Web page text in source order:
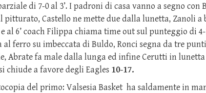
di 7-0 al 3’. I padroni di casa vanno a segno con
pitturato, Castello ne mette due dalla lunetta, Zanoli a
al 6’ coach Filippa chiama time out sul punteggio di
al ferro su imbeccata di Buldo, Ronci segna da tre
Abrate fa male dalla lunga ed infine Cerutti in lunetta
chiude a favore degli Eagles 10-17.
del primo: Valsesia Basket ha saldamente in